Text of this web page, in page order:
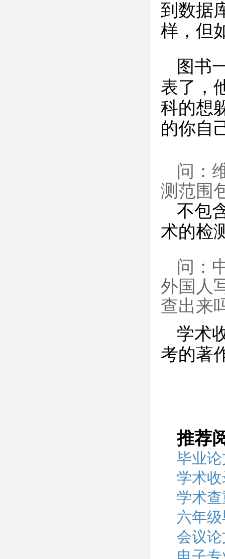
到数据
样，但
图书
表了，
科的想
的你自
问：
测范围
不包
术的检
问：
外国人
查出来
学术
考的著
推荐
毕业
学术
学术
六年
会议